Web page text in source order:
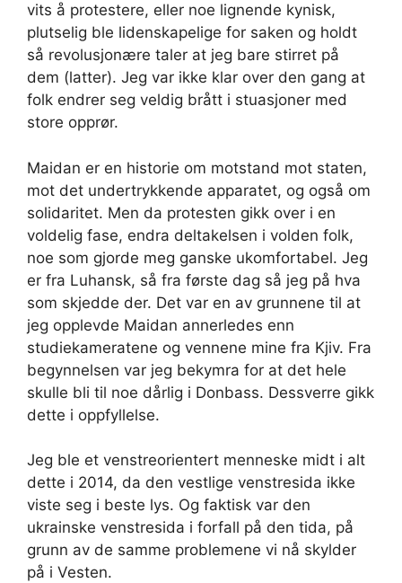
vits å protestere, eller noe lignende kynisk,
plutselig ble lidenskapelige for saken og holdt
så revolusjonære taler at jeg bare stirret på
dem (latter). Jeg var ikke klar over den gang at
folk endrer seg veldig brått i stuasjoner med
store opprør.
Maidan er en historie om motstand mot staten,
mot det undertrykkende apparatet, og også om
solidaritet. Men da protesten gikk over i en
voldelig fase, endra deltakelsen i volden folk,
noe som gjorde meg ganske ukomfortabel. Jeg
er fra Luhansk, så fra første dag så jeg på hva
som skjedde der. Det var en av grunnene til at
jeg opplevde Maidan annerledes enn
studiekameratene og vennene mine fra Kjiv. Fra
begynnelsen var jeg bekymra for at det hele
skulle bli til noe dårlig i Donbass. Dessverre gikk
dette i oppfyllelse.
Jeg ble et venstreorientert menneske midt i alt
dette i 2014, da den vestlige venstresida ikke
viste seg i beste lys. Og faktisk var den
ukrainske venstresida i forfall på den tida, på
grunn av de samme problemene vi nå skylder
på i Vesten.